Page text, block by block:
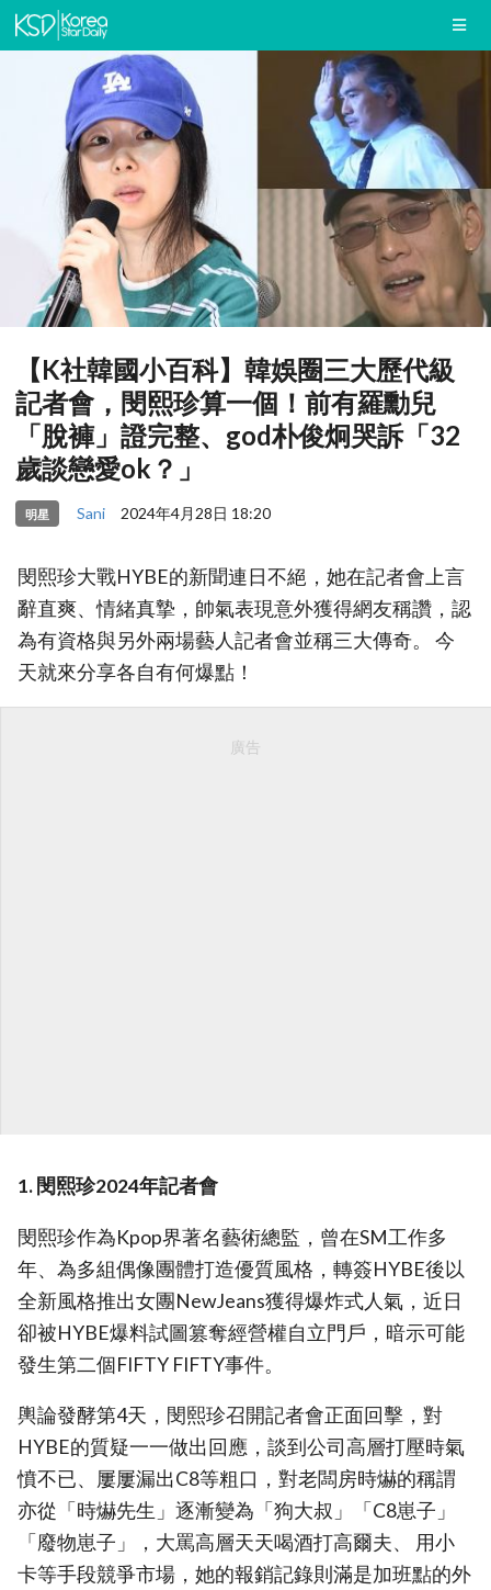
【K社韓國小百科】韓娛圈三大歷代級
記者會，閔熙珍算一個！前有羅勳兒
「脫褲」證完整、god朴俊炯哭訴「32
歲談戀愛ok？」
明星 Sani 2024年4月28日 18:20
閔熙珍大戰HYBE的新聞連日不絕，她在記者會上言
辭直爽、情緒真摯，帥氣表現意外獲得網友稱讚，認
為有資格與另外兩場藝人記者會並稱三大傳奇。 今
天就來分享各自有何爆點！
廣告
1. 閔熙珍2024年記者會
閔熙珍作為Kpop界著名藝術總監，曾在SM工作多
年、為多組偶像團體打造優質風格，轉簽HYBE後以
全新風格推出女團NewJeans獲得爆炸式人氣，近日
卻被HYBE爆料試圖篡奪經營權自立門戶，暗示可能
發生第二個FIFTY FIFTY事件。
輿論發酵第4天，閔熙珍召開記者會正面回擊，對
HYBE的質疑一一做出回應，談到公司高層打壓時氣
憤不已、屢屢漏出C8等粗口，對老闆房時爀的稱謂
亦從「時爀先生」逐漸變為「狗大叔」「C8崽子」
「廢物崽子」，大罵高層天天喝酒打高爾夫、 用小
卡等手段競爭市場，她的報銷記錄則滿是加班點的外